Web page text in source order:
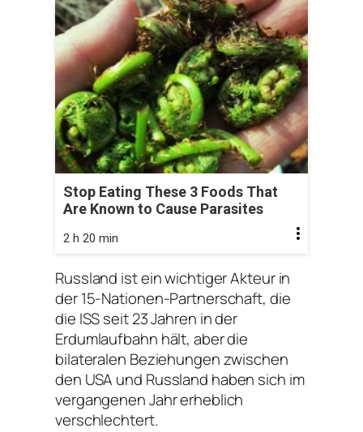
Stop Eating These 3 Foods That
Are Known to Cause Parasites
2 h 20 min
Russland ist ein wichtiger Akteur in
der 15-Nationen-Partnerschaft, die
die ISS seit 23 Jahren in der
Erdumlaufbahn hält, aber die
bilateralen Beziehungen zwischen
den USA und Russland haben sich im
vergangenen Jahr erheblich
verschlechtert.